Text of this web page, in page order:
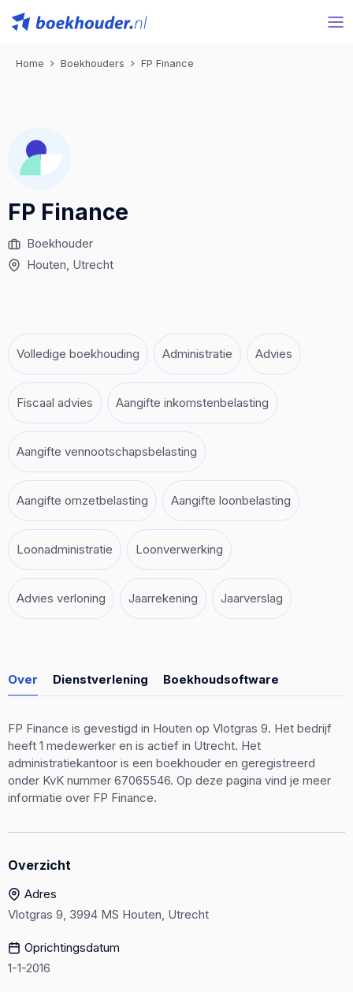
Home Boekhouders FP Finance
FP Finance
Boekhouder
Houten, Utrecht
Volledige boekhouding Administratie Advies
Fiscaal advies Aangifte inkomstenbelasting
Aangifte vennootschapsbelasting
Aangifte omzetbelasting Aangifte loonbelasting
Loonadministratie Loonverwerking
Advies verloning Jaarrekening Jaarverslag
Over Dienstverlening Boekhoudsoftware
FP Finance is gevestigd in Houten op Vlotgras 9. Het bedrijf
heeft 1 medewerker en is actief in Utrecht. Het
administratiekantoor is een boekhouder en geregistreerd
onder KvK nummer 67065546. Op deze pagina vind je meer
informatie over FP Finance.
Overzicht
Adres
Vlotgras 9, 3994 MS Houten, Utrecht
Oprichtingsdatum
1-1-2016